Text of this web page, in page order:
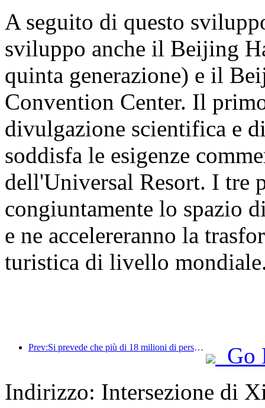
A seguito di questo
sviluppo anche il Beijing
quinta generazione) e il
Convention Center. Il
divulgazione scientifica e
soddisfa le esigenze
dell'Universal Resort. I tre
congiuntamente lo spazio
e ne accelereranno la
turistica di livello
Prev:Si prevede che più di 18 milioni di persone entreranno e usciranno dal Paese durante i 9 giorni di festività della Festa di Primavera.
Go
Indirizzo: Intersezione di